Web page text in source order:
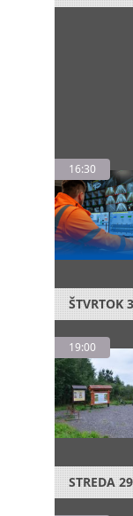
16:30
ŠTVRTOK
19:00
STREDA